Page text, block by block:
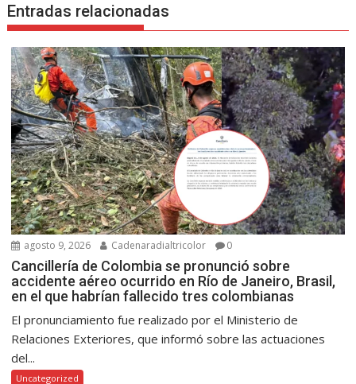
Entradas relacionadas
agosto 9, 2026 Cadenaradialtricolor 0
Cancillería de Colombia se pronunció sobre
accidente aéreo ocurrido en Río de Janeiro, Brasil,
en el que habrían fallecido tres colombianas
El pronunciamiento fue realizado por el Ministerio de
Relaciones Exteriores, que informó sobre las actuaciones
del...
Uncategorized